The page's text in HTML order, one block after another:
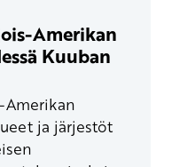
Amerikan
Kuuban
Amerikan
ja järjestöt